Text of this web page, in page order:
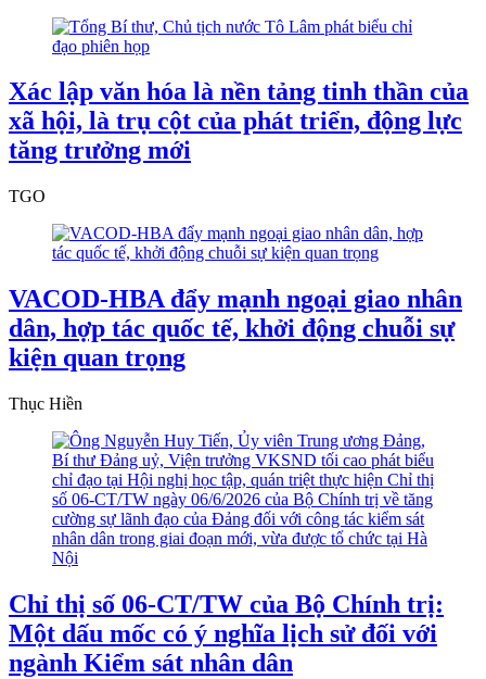
Xác lập văn hóa là nền tảng tinh thần của
xã hội, là trụ cột của phát triển, động lực
tăng trưởng mới
TGO
VACOD-HBA đẩy mạnh ngoại giao nhân
dân, hợp tác quốc tế, khởi động chuỗi sự
kiện quan trọng
Thục Hiền
Chỉ thị số 06-CT/TW của Bộ Chính trị:
Một dấu mốc có ý nghĩa lịch sử đối với
ngành Kiểm sát nhân dân